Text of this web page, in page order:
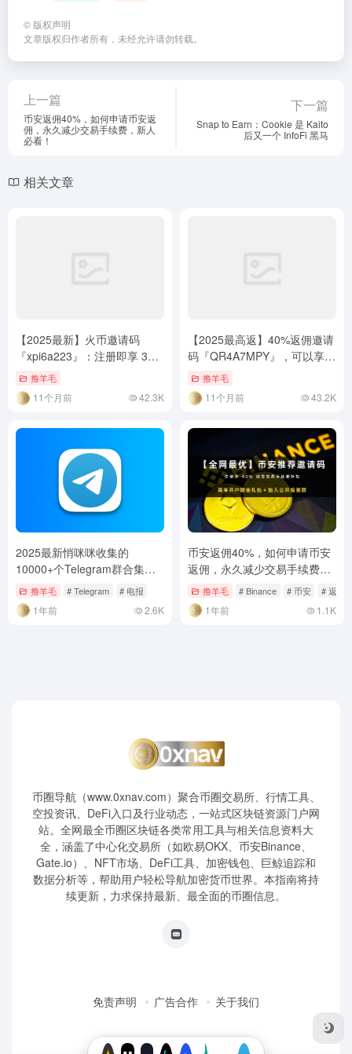
© 版权声明
文章版权归作者所有，未经允许请勿转载。
上一篇
币安返佣40%，如何申请币安返
佣，永久减少交易手续费，新人
必看！
下一篇
Snap to Earn：Cookie 是 Kaito
后又一个 InfoFi 黑马
相关文章
【2025最新】火币邀请码
『xpi6a223』：注册即享 30%
手续费返佣 + 新手专属福利
撸羊毛
11个月前 42.3K
【2025最高返】40%返佣邀请
码『QR4A7MPY』，可以享受
6200U福利金！
撸羊毛
11个月前 43.2K
2025最新悄咪咪收集的
10000+个Telegram群合集，
附全网最有趣好用的机器人
BOT🤖【tg10000.com】
撸羊毛 # Telegram # 电报
1年前 2.6K
币安返佣40%，如何申请币安
返佣，永久减少交易手续费，
新人必看！
撸羊毛 # Binance # 币安 # 返佣
1年前 1.1K
币圈导航（www.0xnav.com）聚合币圈交易所、行情工具、
空投资讯、DeFi入口及行业动态，一站式区块链资源门户网
站。全网最全币圈区块链各类常用工具与相关信息资料大
全，涵盖了中心化交易所（如欧易OKX、币安Binance、
Gate.io）、NFT市场、DeFi工具、加密钱包、巨鲸追踪和
数据分析等，帮助用户轻松导航加密货币世界。本指南将持
续更新，力求保持最新、最全面的币圈信息。
免责声明 广告合作 关于我们